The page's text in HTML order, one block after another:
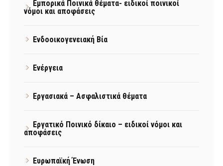
Εμπορικά Ποινικά θέματα- ειδικοί ποινικοί
νόμοι και αποφάσεις
Ενδοοικογενειακή Βία
Ενέργεια
Εργασιακά – Ασφαλιστικά θέματα
Εργατικό Ποινικό δίκαιο – ειδικοί νόμοι και
αποφάσεις
Ευρωπαϊκή Ένωση